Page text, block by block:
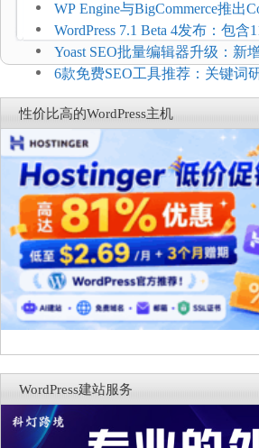
WP Engine与BigCommerce推出
Connect：WordPress商店可保留
商能力
WordPress 7.1 Beta 4发布：包含
复，仅建议在测试环境体验
Yoast SEO批量编辑器升级：新
词与AI元数据草稿
6款免费SEO工具推荐：关键词
AI可见度检查
性价比高的WordPress主机
WordPress建站服务